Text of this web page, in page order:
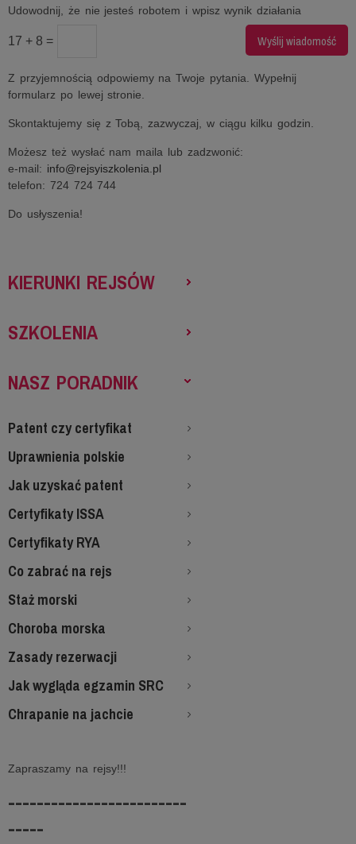
Udowodnij, że nie jesteś robotem i wpisz wynik działania
17 + 8 =
Z przyjemnością odpowiemy na Twoje pytania. Wypełnij
formularz po lewej stronie.
Skontaktujemy się z Tobą, zazwyczaj, w ciągu kilku godzin.
Możesz też wysłać nam maila lub zadzwonić:
e-mail: info@rejsyiszkolenia.pl
telefon: 724 724 744
Do usłyszenia!
KIERUNKI REJSÓW
SZKOLENIA
NASZ PORADNIK
Patent czy certyfikat
Uprawnienia polskie
Jak uzyskać patent
Certyfikaty ISSA
Certyfikaty RYA
Co zabrać na rejs
Staż morski
Choroba morska
Zasady rezerwacji
Jak wygląda egzamin SRC
Chrapanie na jachcie
Zapraszamy na rejsy!!!
-------------------------
-----